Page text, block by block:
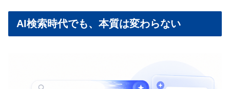
AI検索時代でも、本質は変わらない